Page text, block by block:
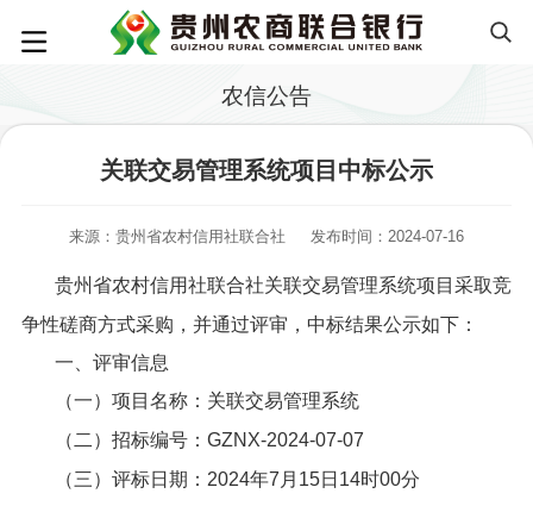
农信公告
关联交易管理系统项目中标公示
来源：贵州省农村信用社联合社 发布时间：2024-07-16
贵州省农村信用社联合社关联交易管理系统项目采取竞
争性磋商方式采购，并通过评审，中标结果公示如下：
一、评审信息
（一）项目名称：关联交易管理系统
（二）招标编号：GZNX-2024-07-07
（三）评标日期：2024年7月15日14时00分